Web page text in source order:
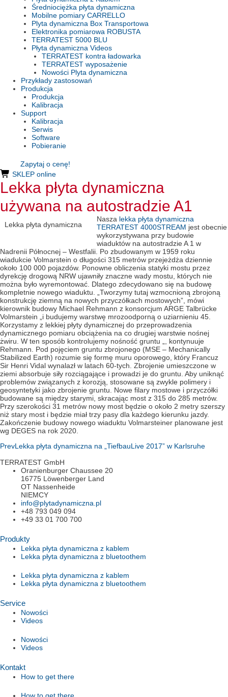
Średniociężka płyta dynamiczna
Mobilne pomiary CARRELLO
Plyta dynamiczna Box Transportowa
Elektronika pomiarowa ROBUSTA
TERRATEST 5000 BLU
Płyta dynamiczna Videos
TERRATEST kontra ładowarka
TERRATEST wyposażenie
Nowości Plyta dynamiczna
Przykłady zastosowań
Produkcja
Produkcja
Kalibracja
Support
Kalibracja
Serwis
Software
Pobieranie
Zapytaj o cenę!
SKLEP online
Lekka płyta dynamiczna
używana na autostradzie A1
Lekka płyta dynamiczna
Nasza lekka płyta dynamiczna
TERRATEST 4000STREAM jest obecnie
wykorzystywana przy budowie
wiaduktów na autostradzie A 1 w
Nadrenii Północnej – Westfalii. Po zbudowanym w 1959 roku
wiadukcie Volmarstein o długości 315 metrów przejeżdża dziennie
około 100 000 pojazdów. Ponowne obliczenia statyki mostu przez
dyrekcję drogową NRW ujawniły znaczne wady mostu, których nie
można było wyremontować. Dlatego zdecydowano się na budowę
kompletnie nowego wiaduktu. „Tworzymy tutaj wzmocnioną zbrojoną
konstrukcję ziemną na nowych przyczółkach mostowych”, mówi
kierownik budowy Michael Rehmann z konsorcjum ARGE Talbrücke
Volmarstein „i budujemy warstwę mrozoodporną o uziarnieniu 45.
Korzystamy z lekkiej płyty dynamicznej do przeprowadzenia
dynamicznego pomiaru obciążenia na co drugiej warstwie nośnej
żwiru. W ten sposób kontrolujemy nośność gruntu „, kontynuuje
Rehmann. Pod pojęciem gruntu zbrojonego (MSE – Mechanically
Stabilized Earth) rozumie się formę muru oporowego, który Francuz
Sir Henri Vidal wynalazł w latach 60-tych. Zbrojenie umieszczone w
ziemi absorbuje siły rozciągające i prowadzi je do gruntu. Aby uniknąć
problemów związanych z korozją, stosowane są zwykle polimery i
geosyntetyki jako zbrojenie gruntu. Nowe filary mostowe i przyczółki
budowane są między starymi, skracając most z 315 do 285 metrów.
Przy szerokości 31 metrów nowy most będzie o około 2 metry szerszy
niż stary most i będzie miał trzy pasy dla każdego kierunku jazdy.
Zakończenie budowy nowego wiaduktu Volmarsteiner planowane jest
wg DEGES na rok 2020.
Prev Lekka płyta dynamiczna na „TiefbauLive 2017” w Karlsruhe
TERRATEST GmbH
Oranienburger Chaussee 20
16775 Löwenberger Land
OT Nassenheide
NIEMCY
info@plytadynamiczna.pl
+48 793 049 094
+49 33 01 700 700
Produkty
Lekka płyta dynamiczna z kablem
Lekka płyta dynamiczna z bluetoothem
Lekka płyta dynamiczna z kablem
Lekka płyta dynamiczna z bluetoothem
Service
Nowości
Videos
Nowości
Videos
Kontakt
How to get there